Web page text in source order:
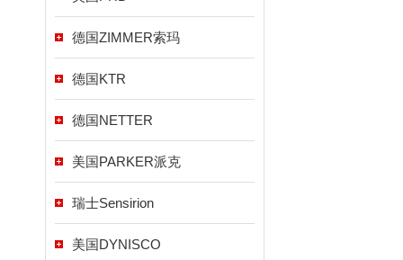
德国ZIMMER索玛
德国KTR
德国NETTER
美国PARKER派克
瑞士Sensirion
美国DYNISCO